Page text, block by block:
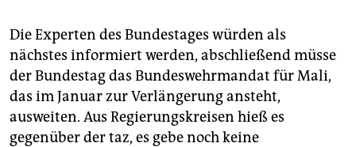
Die Experten des Bundestages würden als
nächstes informiert werden, abschließend müsse
der Bundestag das Bundeswehrmandat für Mali,
das im Januar zur Verlängerung ansteht,
ausweiten. Aus Regierungskreisen hieß es
gegenüber der taz, es gebe noch keine